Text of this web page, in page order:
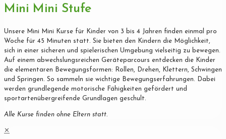
Mini Mini Stufe
Unsere Mini Mini Kurse für Kinder von 3 bis 4 Jahren finden einmal pro
Woche für 45 Minuten statt. Sie bieten den Kindern die Möglichkeit,
sich in einer sicheren und spielerischen Umgebung vielseitig zu bewegen.
Auf einem abwechslungsreichen Geräteparcours entdecken die Kinder
die elementaren Bewegungsformen: Rollen, Drehen, Klettern, Schwingen
und Springen. So sammeln sie wichtige Bewegungserfahrungen. Dabei
werden grundlegende motorische Fähigkeiten gefördert und
sportartenübergreifende Grundlagen geschult.
Alle Kurse finden ohne Eltern statt.
✕